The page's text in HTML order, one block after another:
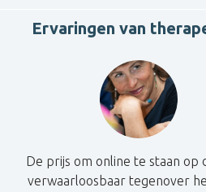
Ervaringen van
De prijs om online te staan op
verwaarloosbaar tegenover